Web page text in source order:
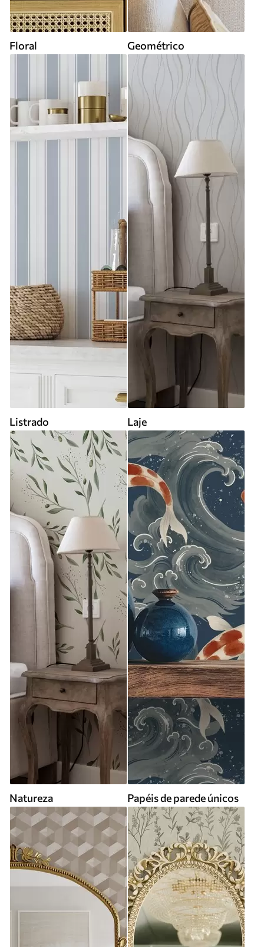
Floral Geométrico
Listrado Laje
Natureza Papéis de parede únicos